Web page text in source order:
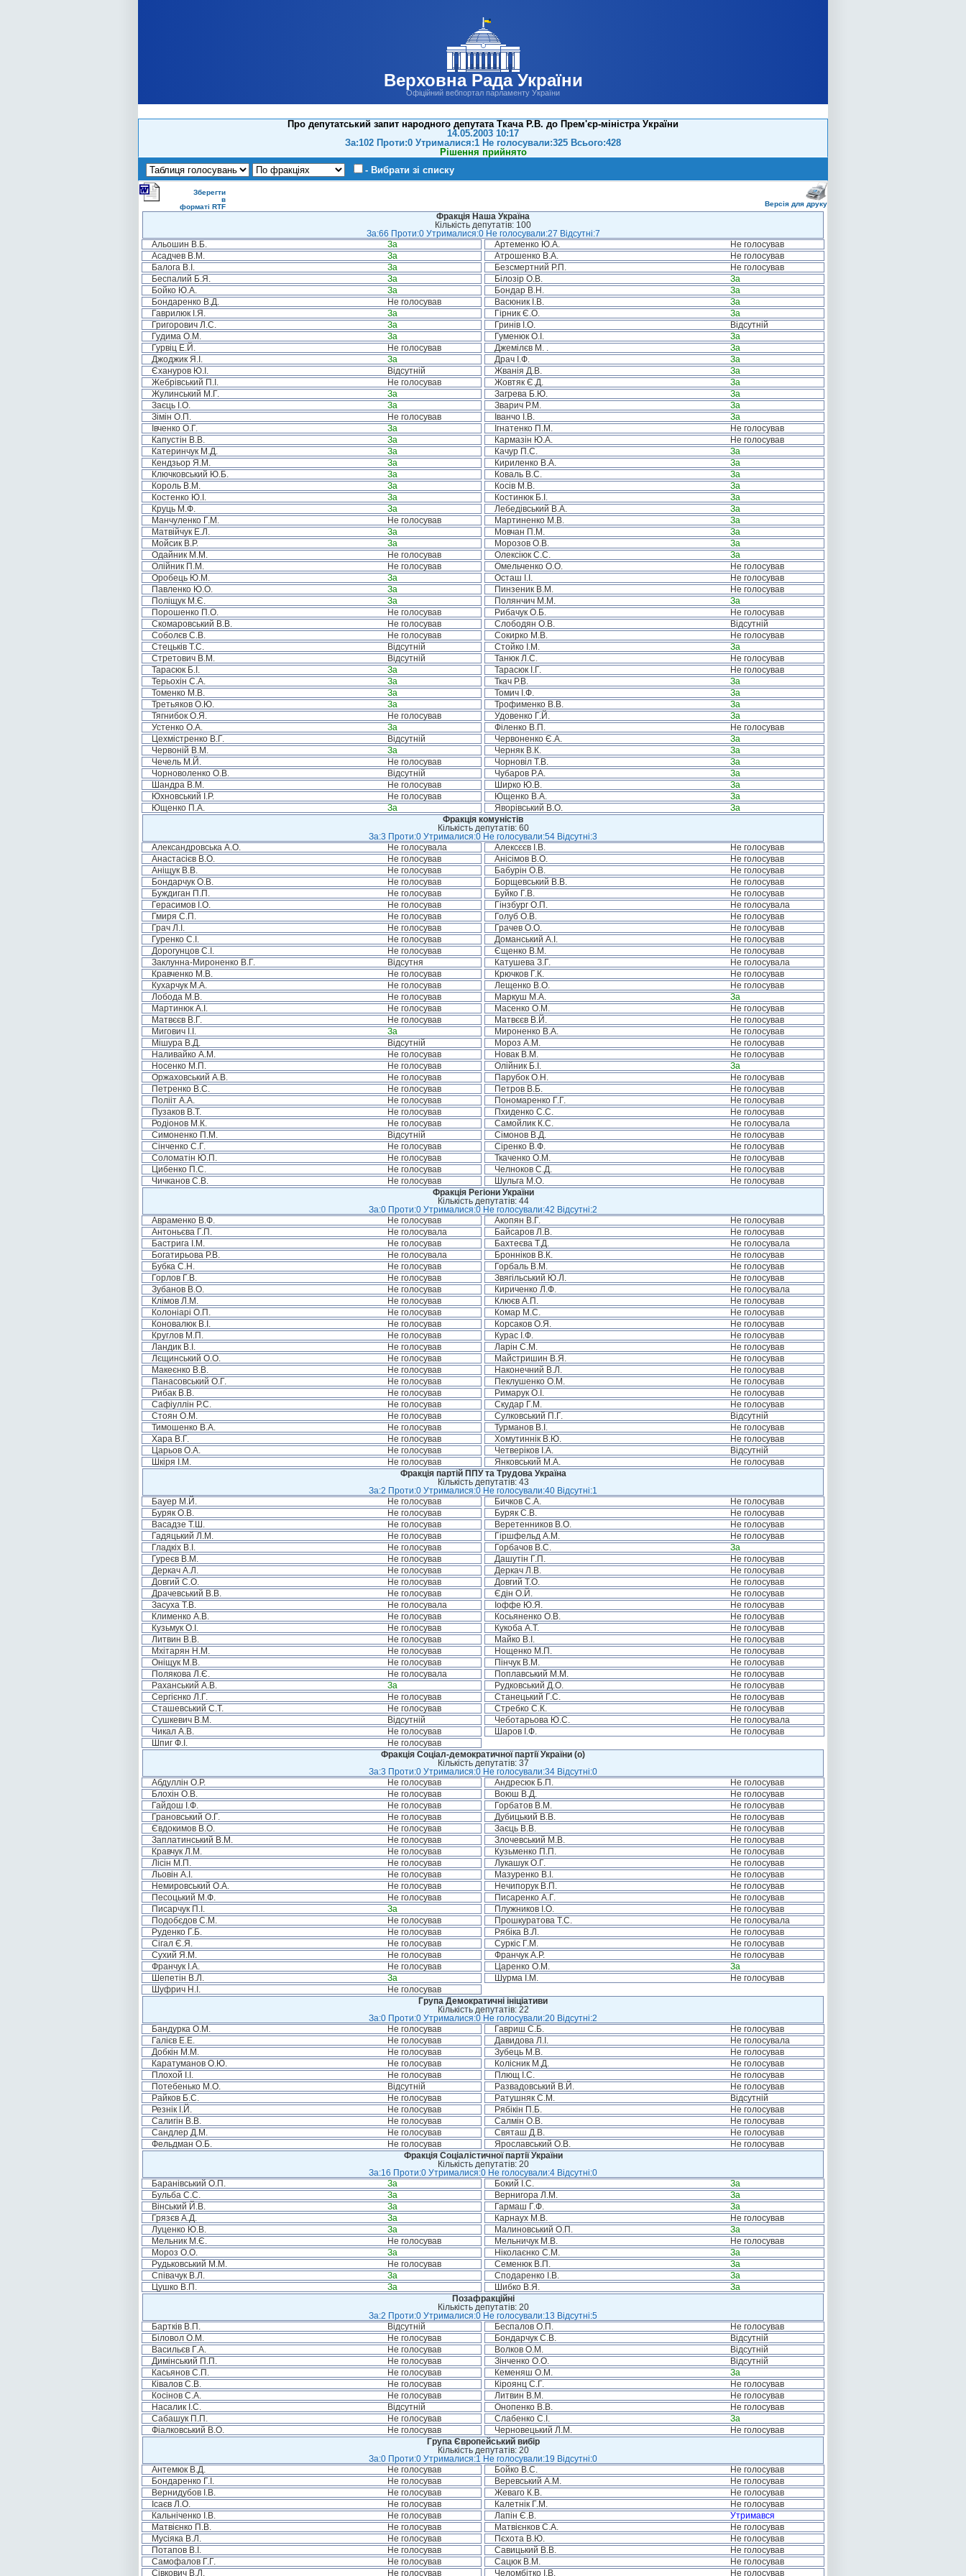
Верховна Рада України
Офіційний вебпортал парламенту України
Про депутатський запит народного депутата Ткача Р.В. до Прем'єр-міністра України
14.05.2003 10:17
За:102 Проти:0 Утрималися:1 Не голосували:325 Всього:428
Рішення прийнято
- Вибрати зі списку
Зберегти
в
форматі RTF
Версія для друку
Фракція Наша Україна
Кількість депутатів: 100
За:66 Проти:0 Утрималися:0 Не голосували:27 Відсутні:7
Альошин В.Б.
За Артеменко Ю.А.
Не голосував
Асадчев В.М.
За Атрошенко В.А.
Не голосував
Балога В.І.
За Безсмертний Р.П.
Не голосував
Беспалий Б.Я.
За Білозір О.В.
За
Бойко Ю.А.
За Бондар В.Н.
За
Бондаренко В.Д.
Не голосував Васюник І.В.
За
Гаврилюк І.Я.
За Гірник Є.О.
За
Григорович Л.С.
За Гринів І.О.
Відсутній
Гудима О.М.
За Гуменюк О.І.
За
Гурвіц Е.Й.
Не голосував Джемілєв М. .
За
Джоджик Я.І.
За Драч І.Ф.
За
Єхануров Ю.І.
Відсутній Жванія Д.В.
За
Жебрівський П.І.
Не голосував Жовтяк Є.Д.
За
Жулинський М.Г.
За Загрева Б.Ю.
За
Заєць І.О.
За Зварич Р.М.
За
Зімін О.П.
Не голосував Іванчо І.В.
За
Івченко О.Г.
За Ігнатенко П.М.
Не голосував
Капустін В.В.
За Кармазін Ю.А.
Не голосував
Катеринчук М.Д.
За Качур П.С.
За
Кендзьор Я.М.
За Кириленко В.А.
За
Ключковський Ю.Б.
За Коваль В.С.
За
Король В.М.
За Косів М.В.
За
Костенко Ю.І.
За Костинюк Б.І.
За
Круць М.Ф.
За Лебедівський В.А.
За
Манчуленко Г.М.
Не голосував Мартиненко М.В.
За
Матвійчук Е.Л.
За Мовчан П.М.
За
Мойсик В.Р.
За Морозов О.В.
За
Одайник М.М.
Не голосував Олексіюк С.С.
За
Олійник П.М.
Не голосував Омельченко О.О.
Не голосував
Оробець Ю.М.
За Осташ І.І.
Не голосував
Павленко Ю.О.
За Пинзеник В.М.
Не голосував
Поліщук М.Є.
За Полянчич М.М.
За
Порошенко П.О.
Не голосував Рибачук О.Б.
Не голосував
Скомаровський В.В.
Не голосував Слободян О.В.
Відсутній
Соболєв С.В.
Не голосував Сокирко М.В.
Не голосував
Стецьків Т.С.
Відсутній Стойко І.М.
За
Стретович В.М.
Відсутній Танюк Л.С.
Не голосував
Тарасюк Б.І.
За Тарасюк І.Г.
Не голосував
Терьохін С.А.
За Ткач Р.В.
За
Томенко М.В.
За Томич І.Ф.
За
Третьяков О.Ю.
За Трофименко В.В.
За
Тягнибок О.Я.
Не голосував Удовенко Г.Й.
За
Устенко О.А.
За Філенко В.П.
Не голосував
Цехмістренко В.Г.
Відсутній Червоненко Є.А.
За
Червоній В.М.
За Черняк В.К.
За
Чечель М.Й.
Не голосував Чорновіл Т.В.
За
Чорноволенко О.В.
Відсутній Чубаров Р.А.
За
Шандра В.М.
Не голосував Ширко Ю.В.
За
Юхновський І.Р.
Не голосував Ющенко В.А.
За
Ющенко П.А.
За Яворівський В.О.
За
Фракція комуністів
Кількість депутатів: 60
За:3 Проти:0 Утрималися:0 Не голосували:54 Відсутні:3
Александровська А.О.
Не голосувала Алексєєв І.В.
Не голосував
Анастасієв В.О.
Не голосував Анісімов В.О.
Не голосував
Аніщук В.В.
Не голосував Бабурін О.В.
Не голосував
Бондарчук О.В.
Не голосував Борщевський В.В.
Не голосував
Буждиган П.П.
Не голосував Буйко Г.В.
Не голосував
Герасимов І.О.
Не голосував Гінзбург О.П.
Не голосувала
Гмиря С.П.
Не голосував Голуб О.В.
Не голосував
Грач Л.І.
Не голосував Грачев О.О.
Не голосував
Гуренко С.І.
Не голосував Доманський А.І.
Не голосував
Дорогунцов С.І.
Не голосував Єщенко В.М.
Не голосував
Заклунна-Мироненко В.Г.
Відсутня Катушева З.Г.
Не голосувала
Кравченко М.В.
Не голосував Крючков Г.К.
Не голосував
Кухарчук М.А.
Не голосував Лещенко В.О.
Не голосував
Лобода М.В.
Не голосував Маркуш М.А.
За
Мартинюк А.І.
Не голосував Масенко О.М.
Не голосував
Матвєєв В.Г.
Не голосував Матвєєв В.Й.
Не голосував
Мигович І.І.
За Мироненко В.А.
Не голосував
Мішура В.Д.
Відсутній Мороз А.М.
Не голосував
Наливайко А.М.
Не голосував Новак В.М.
Не голосував
Носенко М.П.
Не голосував Олійник Б.І.
За
Оржаховський А.В.
Не голосував Парубок О.Н.
Не голосував
Петренко В.С.
Не голосував Петров В.Б.
Не голосував
Полііт А.А.
Не голосував Пономаренко Г.Г.
Не голосував
Пузаков В.Т.
Не голосував Пхиденко С.С.
Не голосував
Родіонов М.К.
Не голосував Самойлик К.С.
Не голосувала
Симоненко П.М.
Відсутній Сімонов В.Д.
Не голосував
Сінченко С.Г.
Не голосував Сіренко В.Ф.
Не голосував
Соломатін Ю.П.
Не голосував Ткаченко О.М.
Не голосував
Цибенко П.С.
Не голосував Челноков С.Д.
Не голосував
Чичканов С.В.
Не голосував Шульга М.О.
Не голосував
Фракція Регіони України
Кількість депутатів: 44
За:0 Проти:0 Утрималися:0 Не голосували:42 Відсутні:2
Авраменко В.Ф.
Не голосував Акопян В.Г.
Не голосував
Антоньєва Г.П.
Не голосувала Байсаров Л.В.
Не голосував
Бастрига І.М.
Не голосував Бахтеєва Т.Д.
Не голосувала
Богатирьова Р.В.
Не голосувала Бронніков В.К.
Не голосував
Бубка С.Н.
Не голосував Горбаль В.М.
Не голосував
Горлов Г.В.
Не голосував Звягільський Ю.Л.
Не голосував
Зубанов В.О.
Не голосував Кириченко Л.Ф.
Не голосувала
Клімов Л.М.
Не голосував Клюєв А.П.
Не голосував
Колоніарі О.П.
Не голосував Комар М.С.
Не голосував
Коновалюк В.І.
Не голосував Корсаков О.Я.
Не голосував
Круглов М.П.
Не голосував Курас І.Ф.
Не голосував
Ландик В.І.
Не голосував Ларін С.М.
Не голосував
Лєщинський О.О.
Не голосував Майстришин В.Я.
Не голосував
Макеєнко В.В.
Не голосував Наконечний В.Л.
Не голосував
Панасовський О.Г.
Не голосував Пеклушенко О.М.
Не голосував
Рибак В.В.
Не голосував Римарук О.І.
Не голосував
Сафіуллін Р.С.
Не голосував Скудар Г.М.
Не голосував
Стоян О.М.
Не голосував Сулковський П.Г.
Відсутній
Тимошенко В.А.
Не голосував Турманов В.І.
Не голосував
Хара В.Г.
Не голосував Хомутиннік В.Ю.
Не голосував
Царьов О.А.
Не голосував Четверіков І.А.
Відсутній
Шкіря І.М.
Не голосував Янковський М.А.
Не голосував
Фракція партій ППУ та Трудова Україна
Кількість депутатів: 43
За:2 Проти:0 Утрималися:0 Не голосували:40 Відсутні:1
Бауер М.Й.
Не голосував Бичков С.А.
Не голосував
Буряк О.В.
Не голосував Буряк С.В.
Не голосував
Васадзе Т.Ш.
Не голосував Веретенников В.О.
Не голосував
Гадяцький Л.М.
Не голосував Гіршфельд А.М.
Не голосував
Гладкіх В.І.
Не голосував Горбачов В.С.
За
Гуреєв В.М.
Не голосував Дашутін Г.П.
Не голосував
Деркач А.Л.
Не голосував Деркач Л.В.
Не голосував
Довгий С.О.
Не голосував Довгий Т.О.
Не голосував
Драчевський В.В.
Не голосував Єдін О.Й.
Не голосував
Засуха Т.В.
Не голосувала Іоффе Ю.Я.
Не голосував
Клименко А.В.
Не голосував Косьяненко О.В.
Не голосував
Кузьмук О.І.
Не голосував Кукоба А.Т.
Не голосував
Литвин В.В.
Не голосував Майко В.І.
Не голосував
Мхітарян Н.М.
Не голосував Нощенко М.П.
Не голосував
Оніщук М.В.
Не голосував Пінчук В.М.
Не голосував
Полякова Л.Є.
Не голосувала Поплавський М.М.
Не голосував
Раханський А.В.
За Рудковський Д.О.
Не голосував
Сергієнко Л.Г.
Не голосував Станецький Г.С.
Не голосував
Сташевський С.Т.
Не голосував Стребко С.К.
Не голосував
Сушкевич В.М.
Відсутній Чеботарьова Ю.С.
Не голосувала
Чикал А.В.
Не голосував Шаров І.Ф.
Не голосував
Шпиг Ф.І.
Не голосував
Фракція Соціал-демократичної партії України (о)
Кількість депутатів: 37
За:3 Проти:0 Утрималися:0 Не голосували:34 Відсутні:0
Абдуллін О.Р.
Не голосував Андресюк Б.П.
Не голосував
Блохін О.В.
Не голосував Воюш В.Д.
Не голосував
Гайдош І.Ф.
Не голосував Горбатов В.М.
Не голосував
Грановський О.Г.
Не голосував Дубицький В.В.
Не голосував
Євдокимов В.О.
Не голосував Заєць В.В.
Не голосував
Заплатинський В.М.
Не голосував Злочевський М.В.
Не голосував
Кравчук Л.М.
Не голосував Кузьменко П.П.
Не голосував
Лісін М.П.
Не голосував Лукашук О.Г.
Не голосував
Льовін А.І.
Не голосував Мазуренко В.І.
Не голосував
Немировський О.А.
Не голосував Нечипорук В.П.
Не голосував
Песоцький М.Ф.
Не голосував Писаренко А.Г.
Не голосував
Писарчук П.І.
За Плужников І.О.
Не голосував
Подобєдов С.М.
Не голосував Прошкуратова Т.С.
Не голосувала
Руденко Г.Б.
Не голосував Рябіка В.Л.
Не голосував
Сігал Є.Я.
Не голосував Суркіс Г.М.
Не голосував
Сухий Я.М.
Не голосував Франчук А.Р.
Не голосував
Франчук І.А.
Не голосував Царенко О.М.
За
Шепетін В.Л.
За Шурма І.М.
Не голосував
Шуфрич Н.І.
Не голосував
Група Демократичні ініціативи
Кількість депутатів: 22
За:0 Проти:0 Утрималися:0 Не голосували:20 Відсутні:2
Бандурка О.М.
Не голосував Гавриш С.Б.
Не голосував
Галієв Е.Е.
Не голосував Давидова Л.І.
Не голосувала
Добкін М.М.
Не голосував Зубець М.В.
Не голосував
Каратуманов О.Ю.
Не голосував Колісник М.Д.
Не голосував
Плохой І.І.
Не голосував Плющ І.С.
Не голосував
Потебенько М.О.
Відсутній Развадовський В.Й.
Не голосував
Райков Б.С.
Не голосував Ратушняк С.М.
Відсутній
Резнік І.Й.
Не голосував Рябікін П.Б.
Не голосував
Салигін В.В.
Не голосував Салмін О.В.
Не голосував
Сандлер Д.М.
Не голосував Святаш Д.В.
Не голосував
Фельдман О.Б.
Не голосував Ярославський О.В.
Не голосував
Фракція Соціалістичної партії України
Кількість депутатів: 20
За:16 Проти:0 Утрималися:0 Не голосували:4 Відсутні:0
Баранівський О.П.
За Бокий І.С.
За
Бульба С.С.
За Вернигора Л.М.
За
Вінський Й.В.
За Гармаш Г.Ф.
За
Грязєв А.Д.
За Карнаух М.В.
Не голосував
Луценко Ю.В.
За Малиновський О.П.
За
Мельник М.Є.
Не голосував Мельничук М.В.
Не голосував
Мороз О.О.
За Ніколаєнко С.М.
За
Рудьковський М.М.
Не голосував Семенюк В.П.
За
Співачук В.Л.
За Сподаренко І.В.
За
Цушко В.П.
За Шибко В.Я.
За
Позафракційні
Кількість депутатів: 20
За:2 Проти:0 Утрималися:0 Не голосували:13 Відсутні:5
Бартків В.П.
Відсутній Беспалов О.П.
Не голосував
Біловол О.М.
Не голосував Бондарчук С.В.
Відсутній
Васильєв Г.А.
Не голосував Волков О.М.
Відсутній
Димінський П.П.
Не голосував Зінченко О.О.
Відсутній
Касьянов С.П.
Не голосував Кеменяш О.М.
За
Ківалов С.В.
Не голосував Кіроянц С.Г.
Не голосував
Косінов С.А.
Не голосував Литвин В.М.
Не голосував
Насалик І.С.
Відсутній Онопенко В.В.
Не голосував
Сабашук П.П.
Не голосував Слабенко С.І.
За
Фіалковський В.О.
Не голосував Черновецький Л.М.
Не голосував
Група Європейський вибір
Кількість депутатів: 20
За:0 Проти:0 Утрималися:1 Не голосували:19 Відсутні:0
Антемюк В.Д.
Не голосував Бойко В.С.
Не голосував
Бондаренко Г.І.
Не голосував Веревський А.М.
Не голосував
Вернидубов І.В.
Не голосував Жеваго К.В.
Не голосував
Ісаєв Л.О.
Не голосував Калетнік Г.М.
Не голосував
Кальніченко І.В.
Не голосував Лапін Є.В.
Утримався
Матвієнко П.В.
Не голосував Матвієнков С.А.
Не голосував
Мусіяка В.Л.
Не голосував Пєхота В.Ю.
Не голосував
Потапов В.І.
Не голосував Савицький В.В.
Не голосував
Самофалов Г.Г.
Не голосував Сацюк В.М.
Не голосував
Сівкович В.Л.
Не голосував Челомбітко І.В. Не голосував